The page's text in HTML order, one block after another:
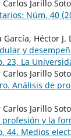
Jarillo
Núm. 40
Héctor
y
23, La
Jarillo
Análisis de
Jarillo
y la
44, Medios